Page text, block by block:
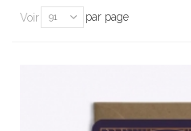
Voir 91 par page